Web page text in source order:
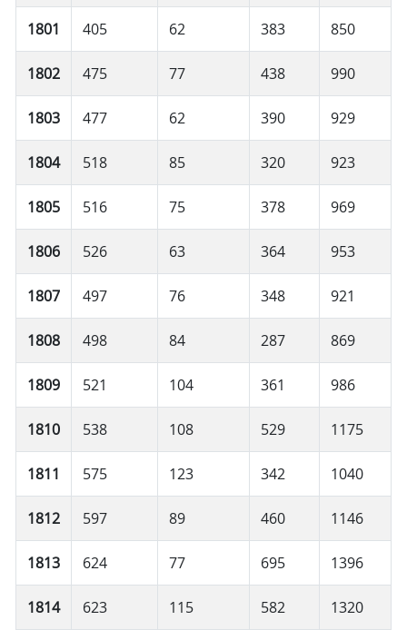
1801 405 62 383 850
1802 475 77 438 990
1803 477 62 390 929
1804 518 85 320 923
1805 516 75 378 969
1806 526 63 364 953
1807 497 76 348 921
1808 498 84 287 869
1809 521 104 361 986
1810 538 108 529 1175
1811 575 123 342 1040
1812 597 89 460 1146
1813 624 77 695 1396
1814 623 115 582 1320